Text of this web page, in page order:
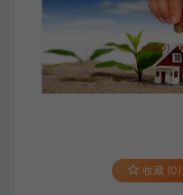
收藏 (0)